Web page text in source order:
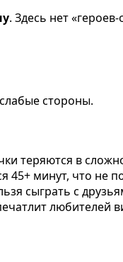
. Здесь нет
стороны.
теряются в
45+ минут, что не
сыграть с
любителей